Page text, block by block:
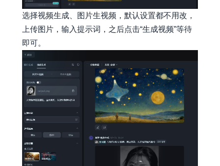
选择视频生成、图片生视频，默认设置都不用改，
上传图片，输入提示词，之后点击“生成视频”等待
即可。